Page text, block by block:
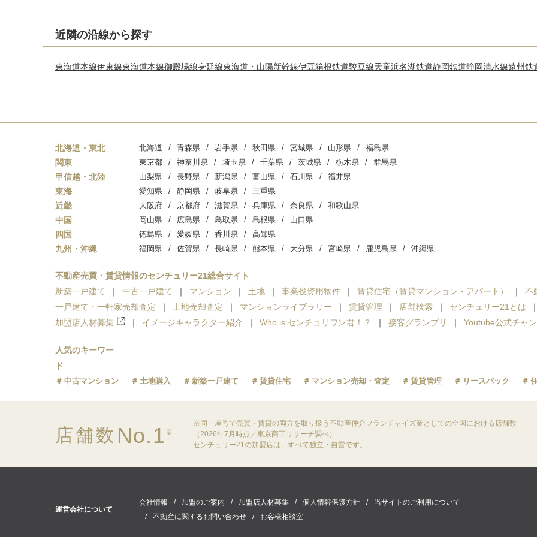
近隣の沿線から探す
東海道本線伊東線東海道本線御殿場線身延線東海道・山陽新幹線伊豆箱根鉄道駿豆線天竜浜名湖鉄道静岡鉄道静岡清水線遠州鉄
北海道・東北 北海道 青森県 岩手県 秋田県 宮城県 山形県 福島県
関東 東京都 神奈川県 埼玉県 千葉県 茨城県 栃木県 群馬県
甲信越・北陸 山梨県 長野県 新潟県 富山県 石川県 福井県
東海 愛知県 静岡県 岐阜県 三重県
近畿 大阪府 京都府 滋賀県 兵庫県 奈良県 和歌山県
中国 岡山県 広島県 鳥取県 島根県 山口県
四国 徳島県 愛媛県 香川県 高知県
九州・沖縄 福岡県 佐賀県 長崎県 熊本県 大分県 宮崎県 鹿児島県 沖縄県
不動産売買・賃貸情報のセンチュリー21総合サイト
新築一戸建て
中古一戸建て マンション 土地 事業投資用物件 賃貸住宅（賃貸マンション・アパート）
不
一戸建て・一軒家売却査定
土地売却査定 マンションライブラリー 賃貸管理 店舗検索
センチュリー21とは
加盟店人材募集
イメージキャラクター紹介 Who is センチュリワン君！？ 接客グランプリ Youtube公式チャ
人気のキーワー
ド
中古マンション 土地購入 新築一戸建て 賃貸住宅 マンション売却・査定 賃貸管理 リースバック
店舗数 No.1 ※
※同一屋号で売買・賃貸の両方を取り扱う不動産仲介フランチャイズ業としての全国における店舗数
（2026年7月時点／東京商工リサーチ調べ）
センチュリー21の加盟店は、すべて独立・自営です。
運営会社について
会社情報 加盟のご案内 加盟店人材募集 個人情報保護方針
当サイトのご利用について
不動産に関するお問い合わせ
お客様相談室